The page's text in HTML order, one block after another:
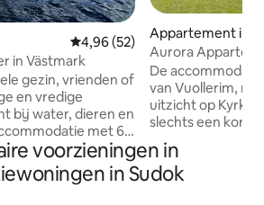
Gemiddelde beoordeling van
4,96 (52)
in Västmark
gezin, vrienden of
en vredige
bij water, dieren en
3 kamers.
naar het meer met
en vissen.
Appartement in
Aurora
bedden)
De
van Vuollerim,
uitzicht op
slechts een korte
winkel, het
winkels. De
kwaliteit en biedt
voorzieningen in
in Sudok